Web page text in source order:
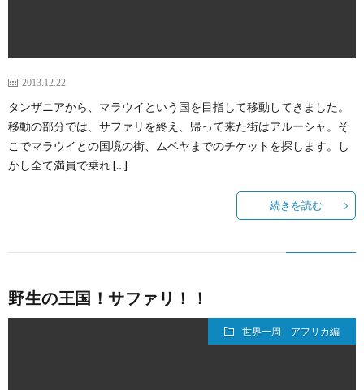
2013.12.22
タンザニアから、マラウイという国を目指して移動してきました。
移動の部分では、サファリを終え、帰って来た街はアルーシャ。そ
こでマラウイとの国境の街、ムベヤまでのチケットを探します。し
かし全て満員で乗れ […]
続きを読む
野生の王国！サファリ！！
世界一周 アフリカ編